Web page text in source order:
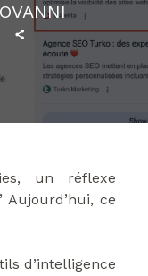
un réflexe
Aujourd’hui, ce
d’intelligence